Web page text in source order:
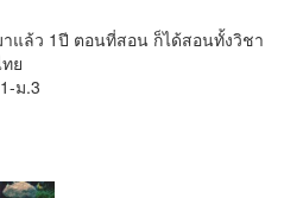
แล้ว 1ปี ตอนที่สอน ก็ได้สอนทั้งวิชา
ย
ม.3